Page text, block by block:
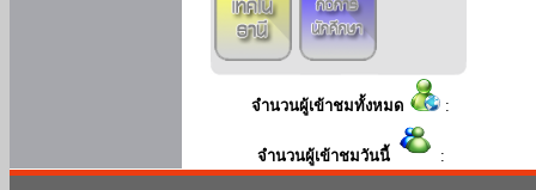
จำนวนผู้เข้าชมทั้งหมด :
จำนวนผู้เข้าชมวันนี้ :